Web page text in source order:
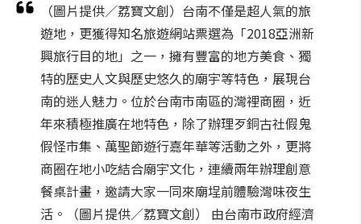
（圖片提供／荔寶文創）台南不僅是超人氣的旅
遊地，更獲得知名旅遊網站票選為「2018亞洲新
興旅行目的地」之一，擁有豐富的地方美食、獨
特的歷史人文與歷史悠久的廟宇等特色，展現台
南的迷人魅力。位於台南市南區的灣裡商圈，近
年來積極推廣在地特色，除了辦理歹銅古社假鬼
假怪市集、萬聖節遊行嘉年華等活動之外，更將
商圈在地小吃結合廟宇文化，連續兩年辦理創意
餐桌計畫，邀請大家一同來廟埕前體驗灣味夜生
活。（圖片提供／荔寶文創） 由台南市政府經濟